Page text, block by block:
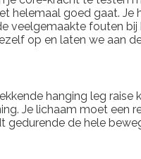
helemaal goed gaat.
veelgemaakte fouten
op en laten we aan
hanging leg
Je lichaam moet een
gedurende de hele